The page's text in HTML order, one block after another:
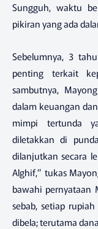
Sungguh, waktu
pikiran yang ada
Sebelumnya, 3
penting terkait
sambutnya,
dalam keuangan
mimpi tertunda
diletakkan di
dilanjutkan secara
Alghif,” tukas
bawahi pernyataan
sebab, setiap
dibela; terutama